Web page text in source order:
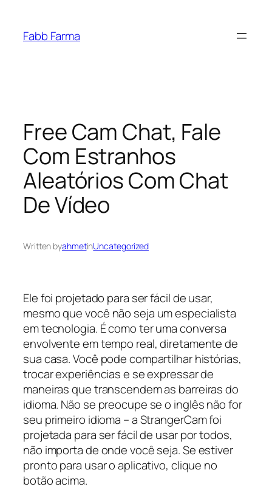
Fabb Farma
Free Cam Chat, Fale
Com Estranhos
Aleatórios Com Chat
De Vídeo
Written byahmetinUncategorized
Ele foi projetado para ser fácil de usar,
mesmo que você não seja um especialista
em tecnologia. É como ter uma conversa
envolvente em tempo real, diretamente de
sua casa. Você pode compartilhar histórias,
trocar experiências e se expressar de
maneiras que transcendem as barreiras do
idioma. Não se preocupe se o inglês não for
seu primeiro idioma – a StrangerCam foi
projetada para ser fácil de usar por todos,
não importa de onde você seja. Se estiver
pronto para usar o aplicativo, clique no
botão acima.